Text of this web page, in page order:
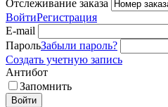
Отслеживание заказа
ВойтиРегистрация
E-mail
ПарольЗабыли пароль?
Создать учетную запись
Антибот
Запомнить
Войти